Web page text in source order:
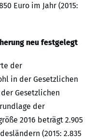
Euro im Jahr (2015:
neu festgelegt
der
in der Gesetzlichen
Gesetzlichen
der
2016 beträgt 2.905
(2015: 2.835